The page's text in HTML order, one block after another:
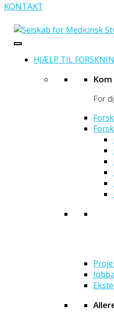
KONTAKT
- portal for prægraduate
HJÆLP TIL
For